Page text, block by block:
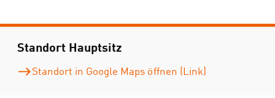
Standort Hauptsitz
Standort in Google Maps öffnen (Link)